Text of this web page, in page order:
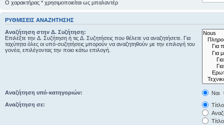
Ο χαρακτήρας * χρησιμοποιείται ως μπαλαντέρ
ΡΥΘΜΊΣΕΙΣ ΑΝΑΖΉΤΗΣΗΣ
Αναζήτηση στην Δ. Συζήτηση:
Επιλέξτε την Δ. Συζήτηση ή τις Δ. Συζητήσεις που θέλετε να αναζητήσετε. Για
ταχύτητα όλες οι υπό-συζητήσεις μπορούν να αναζητηθούν με την επιλογή του
γονέα, επιλέγοντας την ποιο κάτω επιλογή.
Αναζήτηση υπό-κατηγοριών:
Ναι
Αναζήτηση σε: